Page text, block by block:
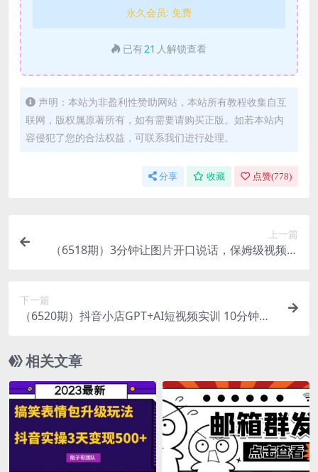
永久会员: 免费
已有 21 人解锁查看
声明：本站为非盈利性赞助网站，本站所有教程收集自互
联网，版权属原著所有，如有需要请购买正版。如若本站内
容侵犯了您的合法权益，可联系我们进行处理。
分享 收藏 点赞(778)
上一篇
（6518期）3分钟让图片开口说话，保姆级视频教
下一篇
（6520期）抖音小店GPT+AI短视频实训 10分钟做
相关文章